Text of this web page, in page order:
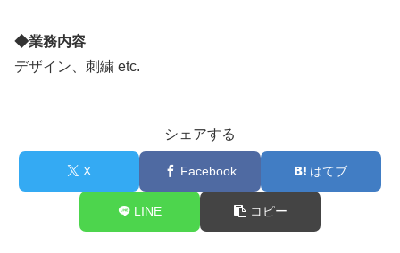
◆業務内容
デザイン、刺繍 etc.
シェアする
X Facebook はてブ
LINE コピー